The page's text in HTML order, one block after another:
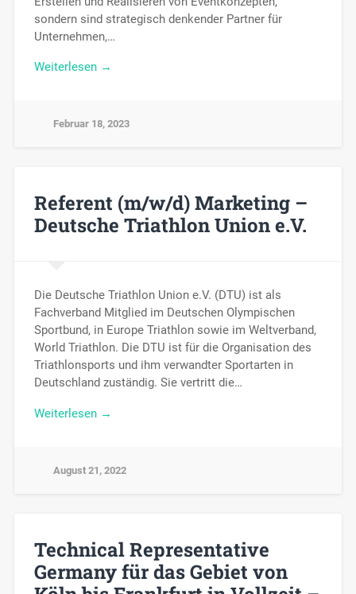
sondern sind strategisch denkender Partner für
Unternehmen,…
Weiterlesen →
Februar 18, 2023
Referent (m/w/d) Marketing –
Deutsche Triathlon Union e.V.
Die Deutsche Triathlon Union e.V. (DTU) ist als
Fachverband Mitglied im Deutschen Olympischen
Sportbund, in Europe Triathlon sowie im Weltverband,
World Triathlon. Die DTU ist für die Organisation des
Triathlonsports und ihm verwandter Sportarten in
Deutschland zuständig. Sie vertritt die…
Weiterlesen →
August 21, 2022
Technical Representative
Germany für das Gebiet von